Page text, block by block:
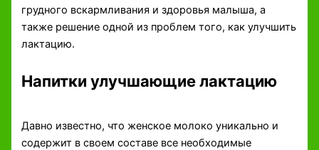
грудного вскармливания и здоровья малыша, а
также решение одной из проблем того, как улучшить
лактацию.
Напитки улучшающие лактацию
Давно известно, что женское молоко уникально и
содержит в своем составе все необходимые